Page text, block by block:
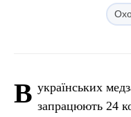
В українських
запрацюють 24